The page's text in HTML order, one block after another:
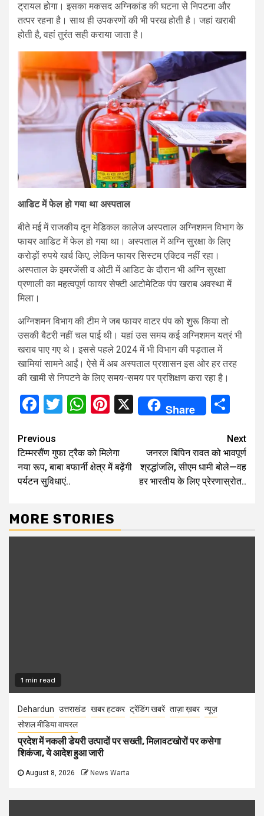
ट्रायल होगा। इसका मकसद अग्निकांड की घटना से निपटना और
तत्पर रहना है। साथ ही उपकरणों की भी परख होती है। जहां खराबी
होती है, वहां तुरंत सही कराया जाता है।
आडिट में फेल हो गया था अस्पताल
बीते मई में राजकीय दून मेडिकल कालेज अस्पताल अग्निशमन विभाग के
फायर आडिट में फेल हो गया था। अस्पताल में अग्नि सुरक्षा के लिए
करोड़ों रुपये खर्च किए, लेकिन फायर सिस्टम एक्टिव नहीं रहा।
अस्पताल के इमरजेंसी व ओटी में आडिट के दौरान भी अग्नि सुरक्षा
प्रणाली का महत्वपूर्ण फायर सेफ्टी आटोमेटिक पंप खराब अवस्था में
मिला।
अग्निशमन विभाग की टीम ने जब फायर वाटर पंप को शुरू किया तो
उसकी बैटरी नहीं चल पाई थी। यहां उस समय कई अग्निशमन यत्रं भी
खराब पाए गए थे। इससे पहले 2024 में भी विभाग की पड़ताल में
खामियां सामने आईं। ऐसे में अब अस्पताल प्रशासन इस ओर हर तरह
की खामी से निपटने के लिए समय-समय पर प्रशिक्षण करा रहा है।
Facebook
Twitter
WhatsApp
Pinterest
X Share
Continue
Reading
Previous
टिम्मरसैंण गुफा ट्रैक को मिलेगा
नया रूप, बाबा बफार्नी क्षेत्र में बढ़ेंगी
पर्यटन सुविधाएं..
Next
जनरल बिपिन रावत को भावपूर्ण
श्रद्धांजलि, सीएम धामी बोले—वह
हर भारतीय के लिए प्रेरणास्रोत..
MORE STORIES
1 min read
Dehardun उत्तराखंड खबर हटकर ट्रेंडिंग खबरें ताज़ा ख़बर न्यूज़
सोशल मीडिया वायरल
प्रदेश में नकली डेयरी उत्पादों पर सख्ती, मिलावटखोरों पर कसेगा
शिकंजा, ये आदेश हुआ जारी
August 8, 2026 News Warta